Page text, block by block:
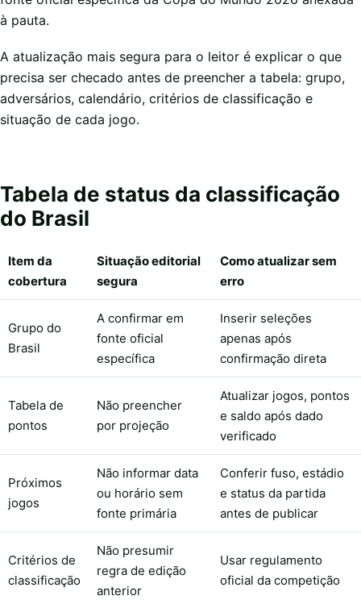
à pauta.
A atualização mais segura para o leitor é explicar o que
precisa ser checado antes de preencher a tabela: grupo,
adversários, calendário, critérios de classificação e
situação de cada jogo.
Tabela de status da classificação
do Brasil
Item da
cobertura
Situação editorial
segura
Como atualizar sem
erro
Grupo do
Brasil
A confirmar em
fonte oficial
específica
Inserir seleções
apenas após
confirmação direta
Tabela de
pontos
Não preencher
por projeção
Atualizar jogos, pontos
e saldo após dado
verificado
Próximos
jogos
Não informar data
ou horário sem
fonte primária
Conferir fuso, estádio
e status da partida
antes de publicar
Critérios de
classificação
Não presumir
regra de edição
anterior
Usar regulamento
oficial da competição